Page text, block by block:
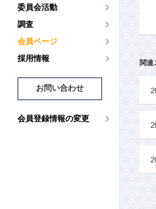
委員会活動
調査
会員ページ
採用情報
お問い合わせ
会員登録情報の変更
関連